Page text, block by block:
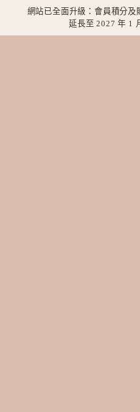
網站已全面升級：會員積分及
延長至 2027 年